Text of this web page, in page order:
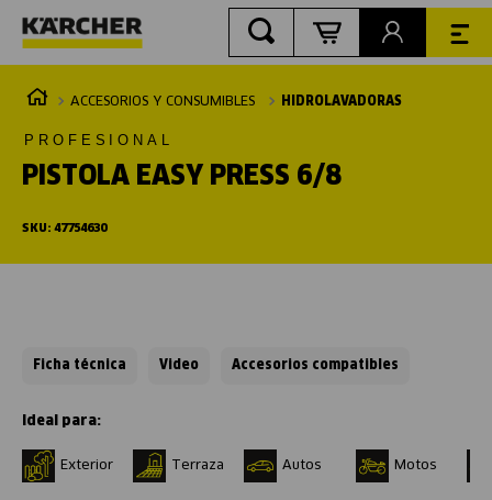
ACCESORIOS Y CONSUMIBLES HIDROLAVADORAS
PROFESIONAL
PISTOLA EASY PRESS 6/8
SKU: 47754630
Ficha técnica Video Accesorios compatibles
Exterior Terraza Autos Motos